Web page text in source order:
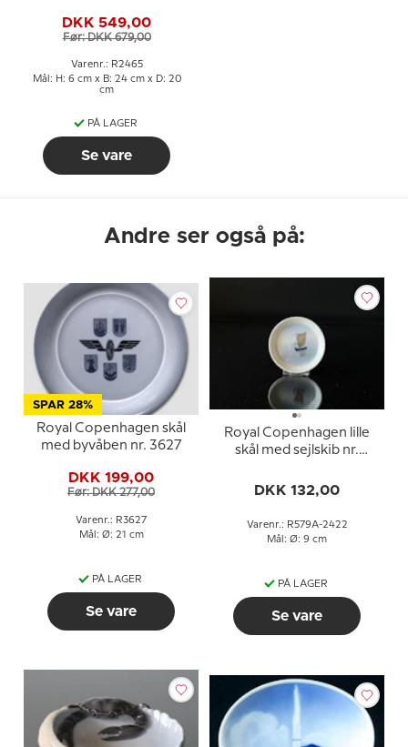
DKK 549,00
Før: DKK 679,00
Varenr.: R2465
Mål: H: 6 cm x B: 24 cm x D: 20
cm
PÅ LAGER
Se vare
Andre ser også på:
SPAR 28%
Royal Copenhagen skål
med byvåben nr. 3627
DKK 199,00
Før: DKK 277,00
Varenr.: R3627
Mål: Ø: 21 cm
PÅ LAGER
Se vare
Royal Copenhagen lille
skål med sejlskib nr.
DKK 132,00
Varenr.: R579A-2422
Mål: Ø: 9 cm
PÅ LAGER
Se vare